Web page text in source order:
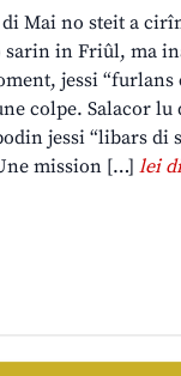
di Mai no steit a
sarin in Friûl, ma
jessi
colpe. Salacor lu
jessi “libars di
mission […]lei